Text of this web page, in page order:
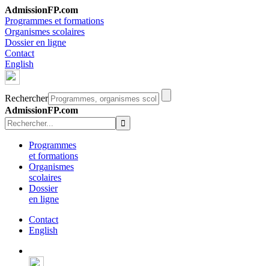
AdmissionFP.com
Programmes et formations
Organismes scolaires
Dossier en ligne
Contact
English
Rechercher
AdmissionFP.com
Programmes
et formations
Organismes
scolaires
Dossier
en ligne
Contact
English